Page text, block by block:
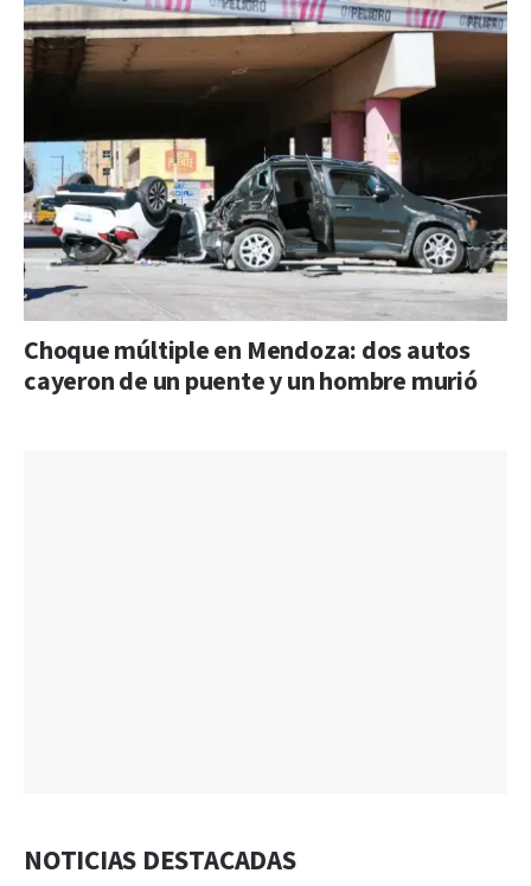
Choque múltiple en Mendoza: dos autos
cayeron de un puente y un hombre murió
NOTICIAS DESTACADAS